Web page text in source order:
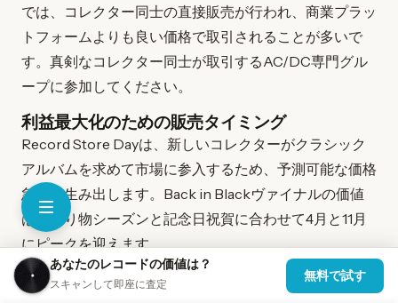
では、コレクター同士の直接販売が行われ、商業プラッ
トフォームよりも良い価格で取引されることが多いで
す。真剣なコレクター同士が取引するAC/DC専門グル
ープに参加してください。
利益最大化のための販売タイミング
Record Store Dayは、新しいコレクターがクラシック
アルバムを求めて市場に参入するため、予測可能な価格
急騰を生み出します。Back in Blackヴァイナルの価値
は、贈り物シーズンと記念日祝賀に合わせて4月と11月
にピークを迎えます。
AC/DCのツアー発表とメディア報道を監視してくださ
あなたのレコードの価値は？
スキャンして即座に査定
無料で試す